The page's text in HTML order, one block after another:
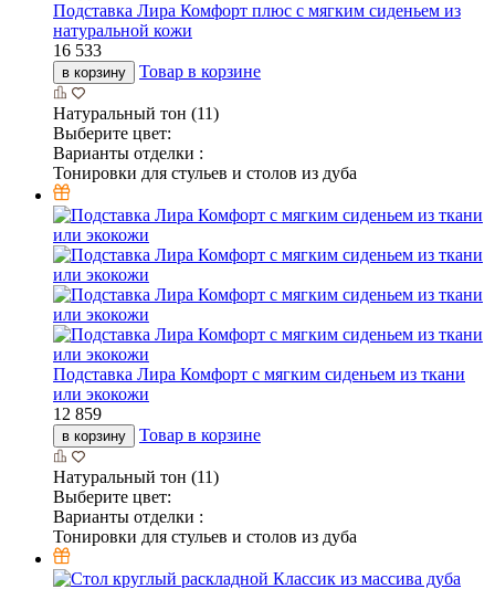
Подставка Лира Комфорт плюс с мягким сиденьем из
натуральной кожи
16 533
в корзину Товар в корзине
Натуральный тон (11)
Выберите цвет:
Варианты отделки :
Тонировки для стульев и столов из дуба
Подставка Лира Комфорт с мягким сиденьем из ткани
или экокожи
12 859
в корзину Товар в корзине
Натуральный тон (11)
Выберите цвет:
Варианты отделки :
Тонировки для стульев и столов из дуба